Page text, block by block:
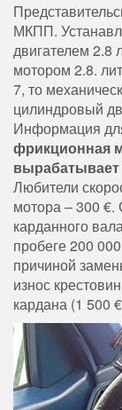
МКПП.
двигателем 2.8
мотором 2.8.
7, то
цилиндровый
Информация
фрикционная
вырабатывает
Любители
мотора – 300 €.
карданного
пробеге 200
причиной
износ
кардана (1 500